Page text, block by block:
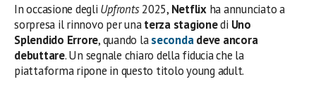
In occasione degli Upfronts2025, Netflixha annunciato a
sorpresa il rinnovo per unaterza stagionedi Uno
Splendido Errore, quando lasecondadeve ancora
debuttare. Un segnale chiaro della fiducia che la
piattaforma ripone in questo titolo young adult.